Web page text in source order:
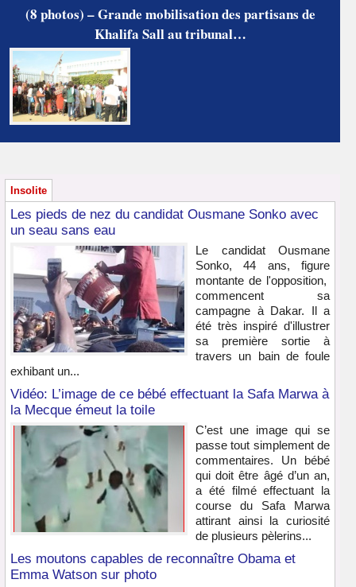
(8 photos) – Grande mobilisation des partisans de
Khalifa Sall au tribunal…
Insolite
Les pieds de nez du candidat Ousmane Sonko avec
un seau sans eau
Le candidat Ousmane
Sonko, 44 ans, figure
montante de l'opposition,
commencent sa
campagne à Dakar. Il a
été très inspiré d'illustrer
sa première sortie à
travers un bain de foule
exhibant un...
Vidéo: L’image de ce bébé effectuant la Safa Marwa à
la Mecque émeut la toile
C’est une image qui se
passe tout simplement de
commentaires. Un bébé
qui doit être âgé d’un an,
a été filmé effectuant la
course du Safa Marwa
attirant ainsi la curiosité
de plusieurs pèlerins...
Les moutons capables de reconnaître Obama et
Emma Watson sur photo